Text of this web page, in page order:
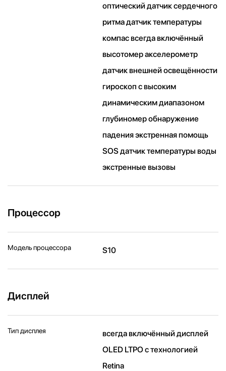
оптический датчик сердечного
ритма датчик температуры
компас всегда включённый
высотомер акселерометр
датчик внешней освещённости
гироскоп с высоким
динамическим диапазоном
глубиномер обнаружение
падения экстренная помощь
SOS датчик температуры воды
экстренные вызовы
Процессор
Модель процессора S10
Дисплей
Тип дисплея
всегда включённый дисплей
OLED LTPO с технологией
Retina